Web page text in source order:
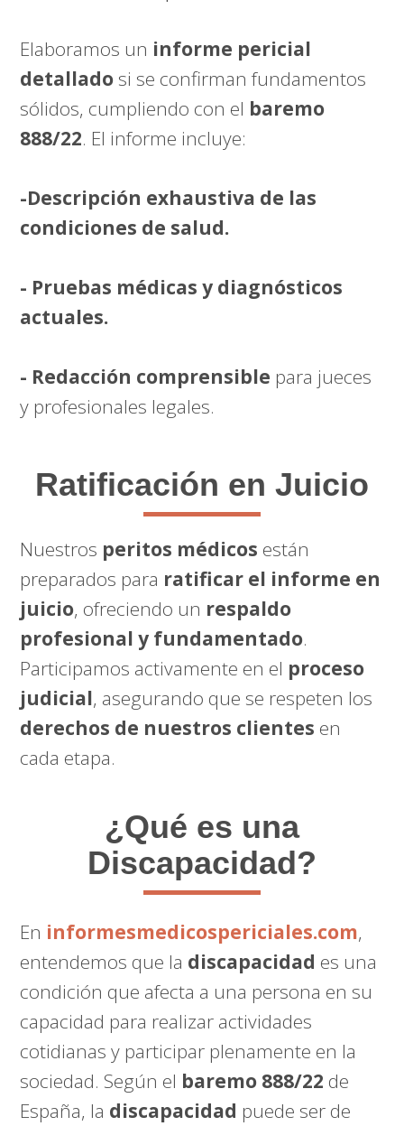
Elaboramos un informe pericial
detallado si se confirman fundamentos
sólidos, cumpliendo con el baremo
888/22. El informe incluye:
-Descripción exhaustiva de las
condiciones de salud.
- Pruebas médicas y diagnósticos
actuales.
- Redacción comprensible para jueces
y profesionales legales.
Ratificación en Juicio
Nuestros peritos médicos están
preparados para ratificar el informe en
juicio, ofreciendo un respaldo
profesional y fundamentado.
Participamos activamente en el proceso
judicial, asegurando que se respeten los
derechos de nuestros clientes en
cada etapa.
¿Qué es una
Discapacidad?
En informesmedicospericiales.com,
entendemos que la discapacidad es una
condición que afecta a una persona en su
capacidad para realizar actividades
cotidianas y participar plenamente en la
sociedad. Según el baremo 888/22 de
España, la discapacidad puede ser de